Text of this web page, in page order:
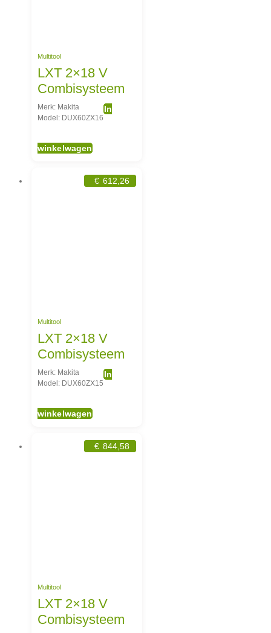
Multitool
LXT 2×18 V
Combisysteem
Merk: Makita
Model: DUX60ZX16
In
winkelwagen
€ 612,26
Multitool
LXT 2×18 V
Combisysteem
Merk: Makita
Model: DUX60ZX15
In
winkelwagen
€ 844,58
Multitool
LXT 2×18 V
Combisysteem